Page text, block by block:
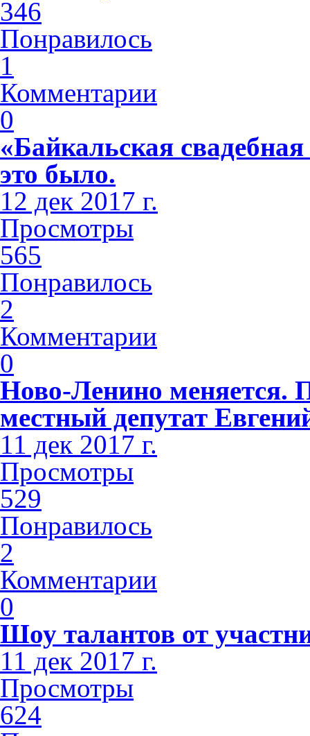
346
Понравилось
1
Комментарии
0
«Байкальская
это было.
12 дек 2017 г.
Просмотры
565
Понравилось
2
Комментарии
0
Ново-Ленино меняется.
местный депутат
11 дек 2017 г.
Просмотры
529
Понравилось
2
Комментарии
0
Шоу талантов от
11 дек 2017 г.
Просмотры
624